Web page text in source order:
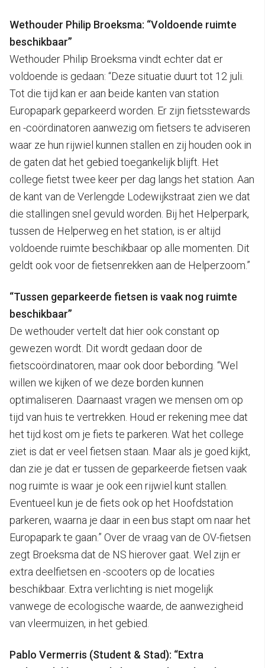
Wethouder Philip Broeksma: “Voldoende ruimte
beschikbaar”
Wethouder Philip Broeksma vindt echter dat er
voldoende is gedaan: “Deze situatie duurt tot 12 juli.
Tot die tijd kan er aan beide kanten van station
Europapark geparkeerd worden. Er zijn fietsstewards
en -coördinatoren aanwezig om fietsers te adviseren
waar ze hun rijwiel kunnen stallen en zij houden ook in
de gaten dat het gebied toegankelijk blijft. Het
college fietst twee keer per dag langs het station. Aan
de kant van de Verlengde Lodewijkstraat zien we dat
die stallingen snel gevuld worden. Bij het Helperpark,
tussen de Helperweg en het station, is er altijd
voldoende ruimte beschikbaar op alle momenten. Dit
geldt ook voor de fietsenrekken aan de Helperzoom.”
“Tussen geparkeerde fietsen is vaak nog ruimte
beschikbaar”
De wethouder vertelt dat hier ook constant op
gewezen wordt. Dit wordt gedaan door de
fietscoördinatoren, maar ook door bebording. “Wel
willen we kijken of we deze borden kunnen
optimaliseren. Daarnaast vragen we mensen om op
tijd van huis te vertrekken. Houd er rekening mee dat
het tijd kost om je fiets te parkeren. Wat het college
ziet is dat er veel fietsen staan. Maar als je goed kijkt,
dan zie je dat er tussen de geparkeerde fietsen vaak
nog ruimte is waar je ook een rijwiel kunt stallen.
Eventueel kun je de fiets ook op het Hoofdstation
parkeren, waarna je daar in een bus stapt om naar het
Europapark te gaan.” Over de vraag van de OV-fietsen
zegt Broeksma dat de NS hierover gaat. Wel zijn er
extra deelfietsen en -scooters op de locaties
beschikbaar. Extra verlichting is niet mogelijk
vanwege de ecologische waarde, de aanwezigheid
van vleermuizen, in het gebied.
Pablo Vermerris (Student & Stad): “Extra